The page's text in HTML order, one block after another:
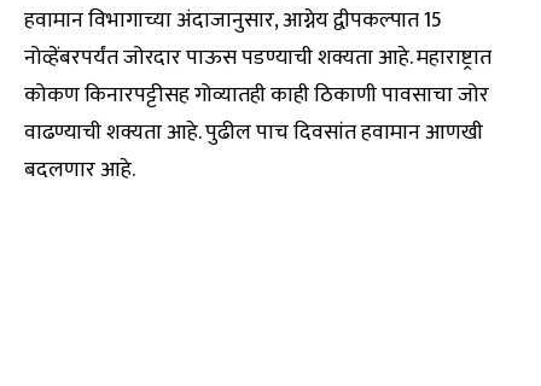
हवामान विभागाच्या अंदाजानुसार, आग्नेय द्वीपकल्पात 15
नोव्हेंबरपर्यंत जोरदार पाऊस पडण्याची शक्यता आहे. महाराष्ट्रात
कोकण किनारपट्टीसह गोव्यातही काही ठिकाणी पावसाचा जोर
वाढण्याची शक्यता आहे. पुढील पाच दिवसांत हवामान आणखी
बदलणार आहे.